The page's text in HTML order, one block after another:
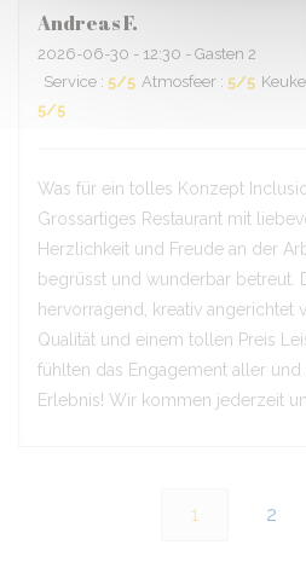
AndreasF
2026-06-30 - 12:30 - Gasten 2
Service : 5/5 Atmosfeer : 5/5
5/5
Was für ein tolles Konzept
Grossartiges Restaurant mit
Herzlichkeit und Freude an der
begrüsst und wunderbar betreut.
hervorragend, kreativ angerichtet
Qualität und einem tollen Preis
fühlten das Engagement aller
Erlebnis! Wir kommen jederzeit
1 2